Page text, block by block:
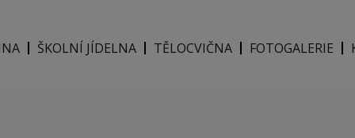
ŠKOLNÍ JÍDELNA TĚLOCVIČNA FOTOGALERIE